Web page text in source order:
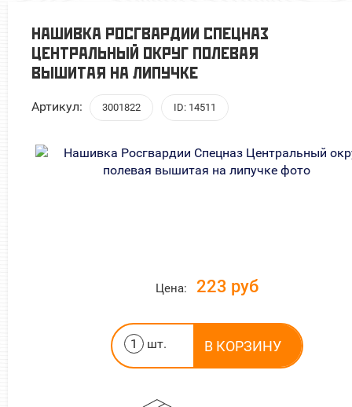
НАШИВКА РОСГВАРДИИ СПЕЦНАЗ
ЦЕНТРАЛЬНЫЙ ОКРУГ ПОЛЕВАЯ
ВЫШИТАЯ НА ЛИПУЧКЕ
Артикул: 3001822 ID: 14511
Цена: 223 руб
шт.